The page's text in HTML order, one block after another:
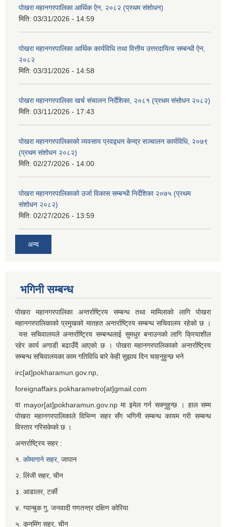
पोखरा महानगरपालिका आर्थिक ऐन, २०८२ (प्रथम संशोधन)
मिति: 03/31/2026 - 14:59
पोखरा महानगरपालिका आर्थिक कार्यविधि तथा वित्तीय उत्तरदायित्व सम्बन्धी ऐन,
२०८२
मिति: 03/31/2026 - 14:58
पोखरा महानगरपालिका खर्च संचालन निर्देशिका, २०८१ (प्रथम संसोधन २०८२)
मिति: 03/11/2026 - 17:43
पोखरा महानगरपालिकाको व्यवसाय प्रवद्र्धन केन्द्र सञ्चालन कार्यविधि, २०७९
(प्रथम संशोधन २०८२)
मिति: 02/27/2026 - 14:00
पोखरा महानगरपालिकाको उर्जा विकास सम्बन्धी निर्देशिका २०७५ (प्रथम
संशोधन २०८२)
मिति: 02/27/2026 - 13:59
अन्य
भगिनी सम्बन्ध
पोखरा महानगरपालिका अन्तर्राष्ट्रिय सम्बन्ध तथा मामिलाको लागि पोखरा
महानगरपालिकाको प्रमुखको मातहत अन्तर्राष्ट्रिय सम्बन्ध सचिवालय रहेको छ ।
यस सचिवालयले अन्तर्राष्ट्रिय सम्बन्धलाई सुमधुर बनाउनको लागि क्रियाशील
रहेर कार्य अगाडी बढाउँदै आएको छ । पोखरा महानगरपालिकाको अन्तर्राष्ट्रिय
सम्बन्ध सचिवालयका काम गतिविधि बारे केही सुझाव दिन चाहनुहुन्छ भने
irc[at]pokharamun.gov.np,
foreignaffairs.pokharametro[at]gmail.com
वा mayor[at]pokharamun.gov.np मा इमेल गर्न सक्नुहुन्छ । हाल सम्म
पोखरा महानगरपालिकाले विभिन्न सहर सँग भगिनी सम्बन्ध कायम गरी सम्बन्ध
विस्तार गरिसकेको छ ।
अन्तर्राष्ट्रिय सहर :
१. कोमागाने सहर, जापान
२. लिंजी सहर, चीन
३. आडालर, टर्की
४. ग्यान्बुक गु, जनवादी गणतन्त्र दक्षिण कोरिया
५. कुनमिंग सहर, चीन